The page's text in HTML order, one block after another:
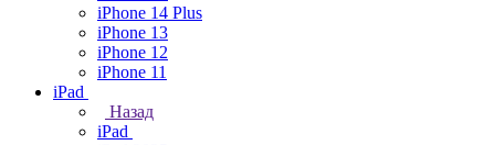
iPhone 14 Plus
iPhone 13
iPhone 12
iPhone 11
iPad
Назад
iPad